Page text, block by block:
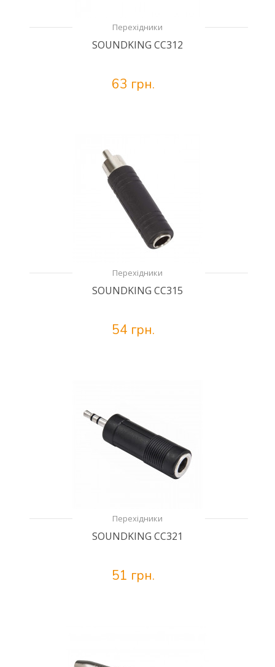
Перехідники
SOUNDKING CC312
63 грн.
Перехідники
SOUNDKING CC315
54 грн.
Перехідники
SOUNDKING CC321
51 грн.